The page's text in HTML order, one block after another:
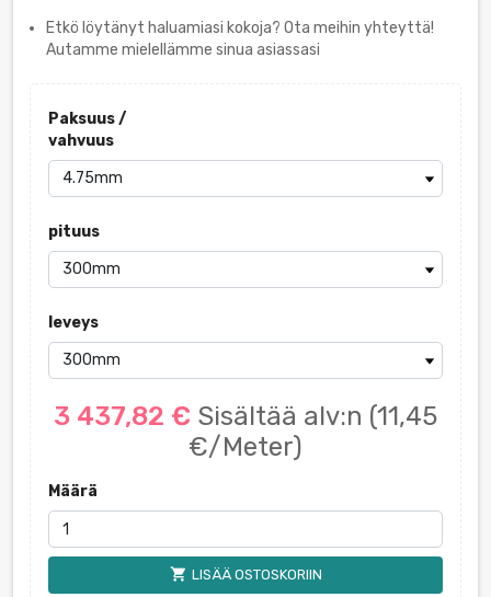
Etkö löytänyt haluamiasi kokoja? Ota meihin yhteyttä!
Autamme mielellämme sinua asiassasi
Paksuus /
vahvuus
pituus
leveys
3 437,82 € Sisältää alv:n (11,45
€/Meter)
Määrä
shopping_cart LISÄÄ OSTOSKORIIN